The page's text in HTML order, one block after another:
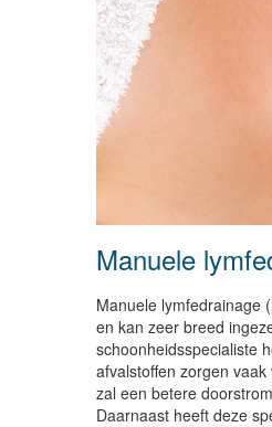
Manuele
Manuele lymfedrainage
en kan zeer breed
schoonheidsspecialiste
afvalstoffen zorgen
zal een betere
Daarnaast heeft deze